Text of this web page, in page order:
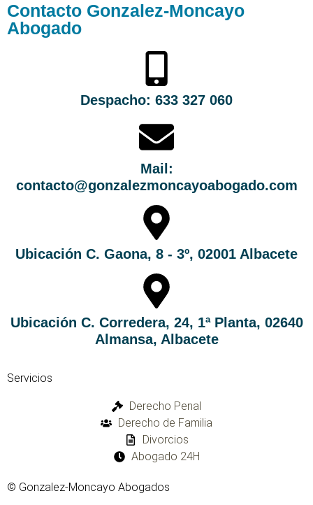
Contacto Gonzalez-Moncayo
Abogado
Despacho: 633 327 060
Mail:
contacto@gonzalezmoncayoabogado.com
Ubicación C. Gaona, 8 - 3º, 02001 Albacete
Ubicación C. Corredera, 24, 1ª Planta, 02640
Almansa, Albacete
Servicios
Derecho Penal
Derecho de Familia
Divorcios
Abogado 24H
© Gonzalez-Moncayo Abogados